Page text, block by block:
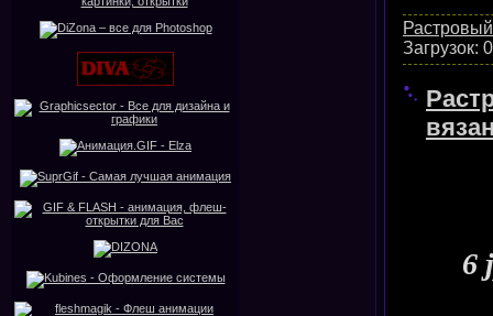
Загрузок: 0
6